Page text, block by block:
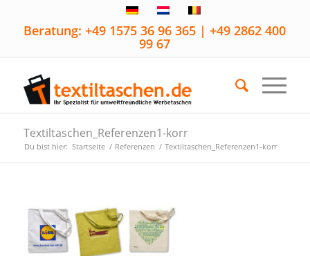
Beratung: +49 1575 36 96 365 | +49 2862 400
99 67
Textiltaschen_Referenzen1-korr
Du bist hier: Startseite / Referenzen / Textiltaschen_Referenzen1-korr